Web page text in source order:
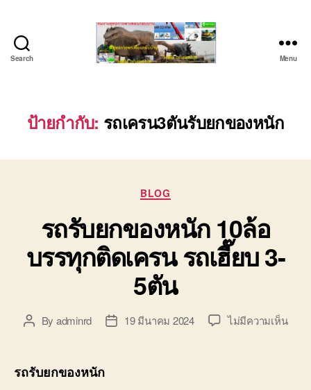
Search
เครื่องจักร
ระยอง
(บริษัท
พาณิชย์
บริการ
รถยก
รถ
รับจ้าง
ใน
เขต
บ่อ
วิน
Menu
ป้ายกำกับ: รถเครน3ตันรับยกของหนัก
Categories
BLOG
รถรับยกของหนัก 10ล้อ
บรรทุกติดเครน รถเฮี๊ยบ 3-
5ตัน
PostBy adminrd
Post19 มีนาคม 2024 ไม่มีความเห็นบน
รถรับยกของหนัก